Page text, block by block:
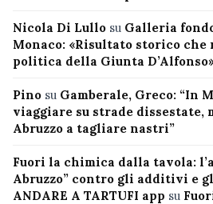
Nicola Di Lullo su Galleria
Monaco: «Risultato storico che
politica della Giunta
Pino su Gamberale, Greco: “In
viaggiare su strade dissestate,
Abruzzo a tagliare nastri”
Fuori la chimica dalla tavola:
Abruzzo” contro gli additivi e
ANDARE A TARTUFI app su